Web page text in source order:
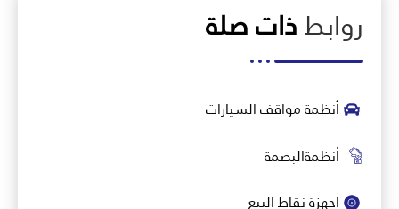
روابطذات صلة
أنظمة مواقف السيارات
أنظمةالبصمة
اجهزة نقاط البيع